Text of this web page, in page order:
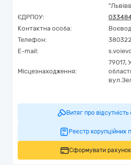
ЄДРПОУ:
Контактна особа:
Телефон:
E-mail:
Місцезнаходження:
79017,
Витяг про відсутність
Реєстр корупційних
Сформувати рахунок